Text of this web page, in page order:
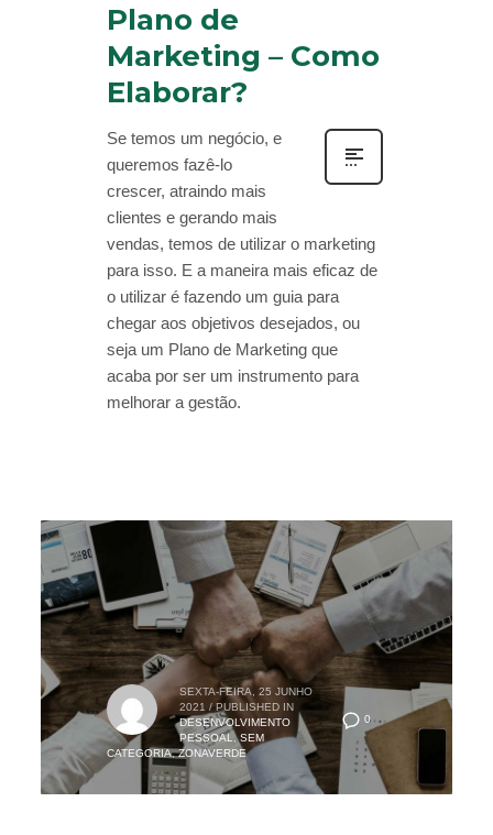
Plano de
Marketing – Como
Elaborar?
Se temos um negócio, e
queremos fazê-lo
crescer, atraindo mais
clientes e gerando mais
vendas, temos de utilizar o marketing
para isso. E a maneira mais eficaz de
o utilizar é fazendo um guia para
chegar aos objetivos desejados, ou
seja um Plano de Marketing que
acaba por ser um instrumento para
melhorar a gestão.
0
SEXTA-FEIRA, 25 JUNHO
2021 / PUBLISHED IN
DESENVOLVIMENTO
PESSOAL,SEM
CATEGORIA,ZONAVERDE